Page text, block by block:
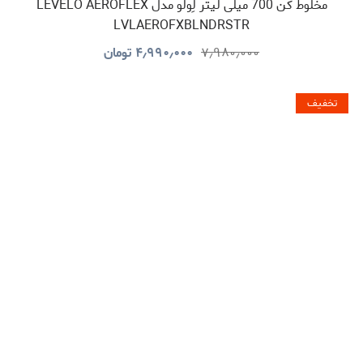
مخلوط کن 700 میلی لیتر لِولو مدل LEVELO AEROFLEX
LVLAEROFXBLNDRSTR
۷٫۹۸۰٫۰۰۰ ۴٫۹۹۰٫۰۰۰ تومان
تخفیف